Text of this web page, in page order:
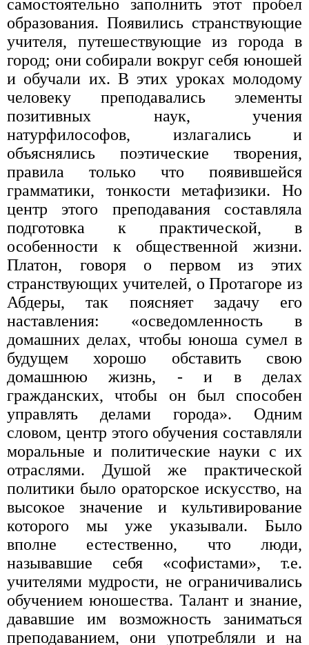
самостоятельно запол­нить этот пробел
образования. Появились странству­ющие
учителя, путешествующие из города в
город; они собирали вокруг себя юношей
и обучали их. В этих уроках молодому
человеку преподавались элементы
позитивных наук, учения
натурфилософов, излага­лись и
объяснялись поэтические творения,
правила только что появившейся
грамматики, тонкости метафи­зики. Но
центр этого преподавания составляла
подго­товка к практической, в
особенности к общественной жизни.
Платон, говоря о первом из этих
странствующих учителей, о Протагоре из
Абдеры, так поясняет задачу его
наставления: «осведомленность в
домашних делах, чтобы юноша сумел в
будущем хорошо обставить свою
домашнюю жизнь, - и в делах
гражданских, что­бы он был способен
управлять делами города». Одним
словом, центр этого обучения составляли
моральные и политические науки с их
отраслями. Душой же прак­тической
политики было ораторское искусство, на
высокое значение и культивирование
которого мы уже указывали. Было
вполне естественно, что люди,
называвшие себя «софистами», т.е.
учителями мудрос­ти, не ограничивались
обучением юношества. Талант и знание,
дававшие им возможность заниматься
пре­подаванием, они употребляли и на